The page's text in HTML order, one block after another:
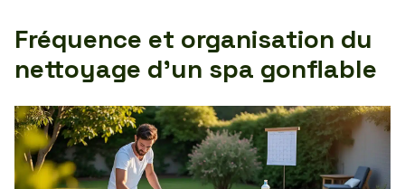
Fréquence et organisation du
nettoyage d’un spa gonflable